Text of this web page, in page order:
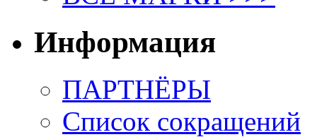
Информация
ПАРТНЁРЫ
Список сокращений